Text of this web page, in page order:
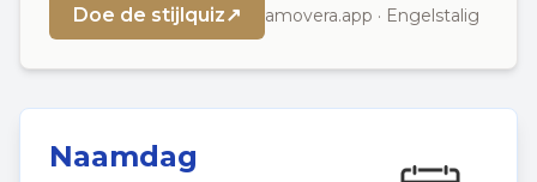
Doe de stijlquiz↗ amovera.app · Engelstalig
Naamdag